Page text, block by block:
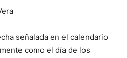
señalada en el calendario
como el día de los